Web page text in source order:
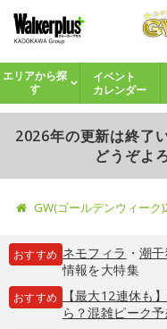
エリアから探
す
イベント
カレンダー
2026年の更新は終了
どうぞよ
GW(ゴールデンウィーク
おすすめ ネモフィラ ・ 潮干
情報を大特集
おすすめ
【最大12連休も
ら？混雑ピーク